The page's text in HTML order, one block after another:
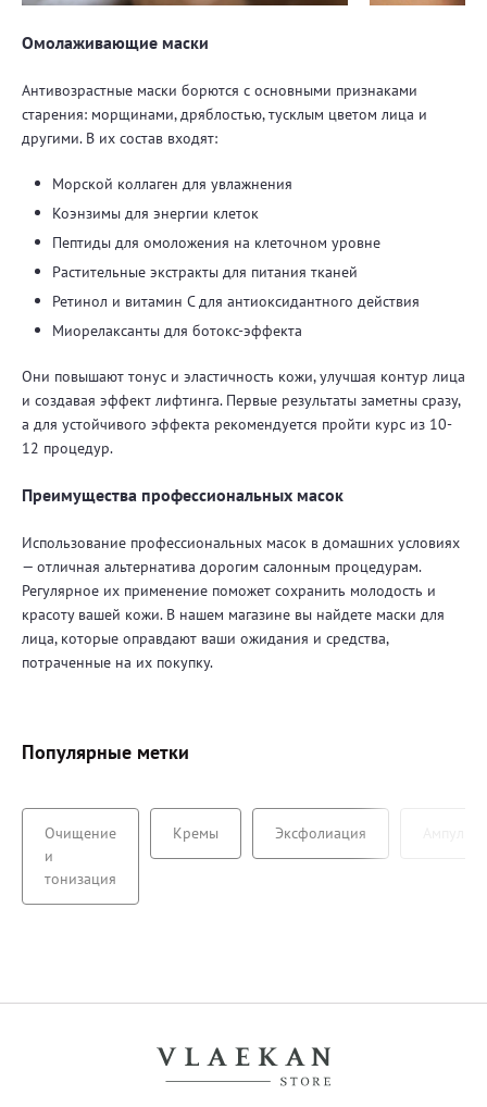
Омолаживающие маски
Антивозрастные маски борются с основными признаками
старения: морщинами, дряблостью, тусклым цветом лица и
другими. В их состав входят:
Морской коллаген для увлажнения
Коэнзимы для энергии клеток
Пептиды для омоложения на клеточном уровне
Растительные экстракты для питания тканей
Ретинол и витамин С для антиоксидантного действия
Миорелаксанты для ботокс-эффекта
Они повышают тонус и эластичность кожи, улучшая контур лица
и создавая эффект лифтинга. Первые результаты заметны сразу,
а для устойчивого эффекта рекомендуется пройти курс из 10-
12 процедур.
Преимущества профессиональных масок
Использование профессиональных масок в домашних условиях
— отличная альтернатива дорогим салонным процедурам.
Регулярное их применение поможет сохранить молодость и
красоту вашей кожи. В нашем магазине вы найдете маски для
лица, которые оправдают ваши ожидания и средства,
потраченные на их покупку.
Популярные метки
Очищение
и
тонизация
Кремы Эксфолиация